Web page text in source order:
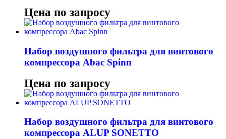
Цена по запросу
Набор воздушного фильтра для винтового
компрессора Abac Spinn
Цена по запросу
Набор воздушного фильтра для винтового
компрессора ALUP SONETTO